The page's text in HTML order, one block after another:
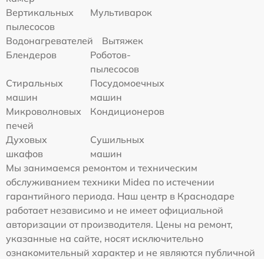
Вертикальных
пылесосов
Мультиварок
Водонагревателей
Вытяжек
Блендеров
Роботов-
пылесосов
Стиральных
машин
Посудомоечных
машин
Микроволновых
печей
Кондиционеров
Духовых
шкафов
Сушильных
машин
Мы занимаемся ремонтом и техническим
обслуживанием техники Midea по истечении
гарантийного периода. Наш центр в Краснодаре
работает независимо и не имеет официальной
авторизации от производителя. Цены на ремонт,
указанные на сайте, носят исключительно
ознакомительный характер и не являются публичной